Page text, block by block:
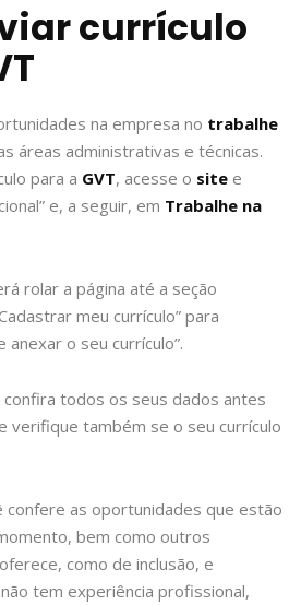
currículo
na empresa no trabalhe
áreas administrativas e técnicas.
para a GVT, acesse o site e
e, a seguir, em Trabalhe na
rolar a página até a seção
meu currículo” para
o seu currículo”.
todos os seus dados antes
verifique também se o seu currículo
confere as oportunidades que estão
bem como outros
como de inclusão, e
tem experiência profissional,